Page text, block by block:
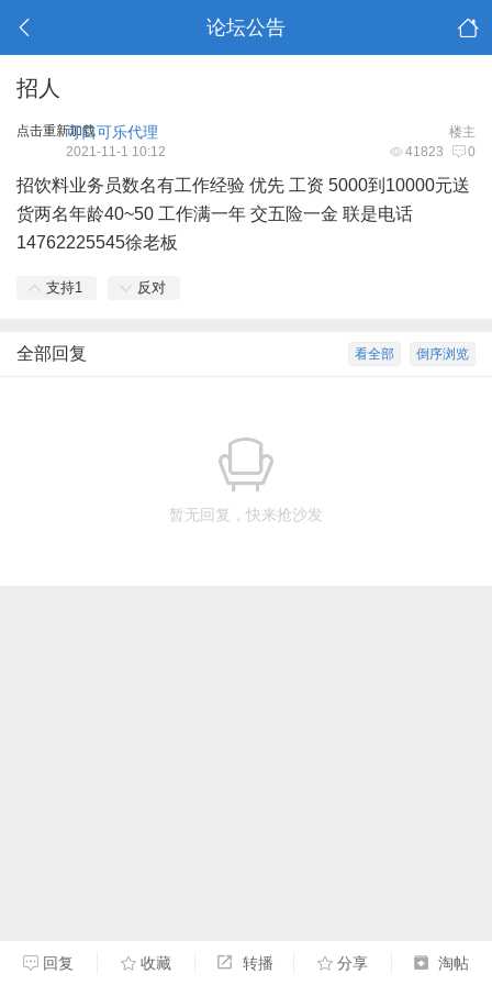
论坛公告
招人
点击重新加载 楼主
可口可乐代理
41823 0
2021-11-1 10:12
招饮料业务员数名有工作经验 优先 工资 5000到10000元送
货两名年龄40~50 工作满一年 交五险一金 联是电话
14762225545徐老板
支持1 反对
倒序浏览
看全部
全部回复
暂无回复，快来抢沙发
回复 收藏 转播 分享 淘帖